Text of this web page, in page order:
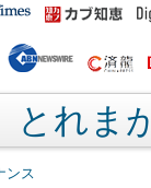
とれま
ンス